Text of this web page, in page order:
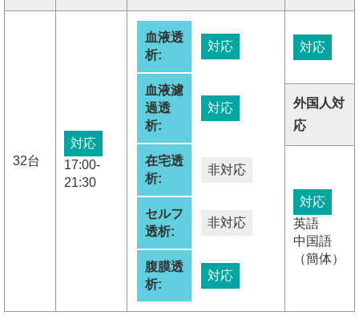
32台
対応
17:00-
21:30
血液透
析:
対応
血液濾
過透
析:
対応
在宅透
析:
非対応
セルフ
透析:
非対応
腹膜透
析:
対応
対応
外国人対
応
対応
英語
中国語
（簡体）